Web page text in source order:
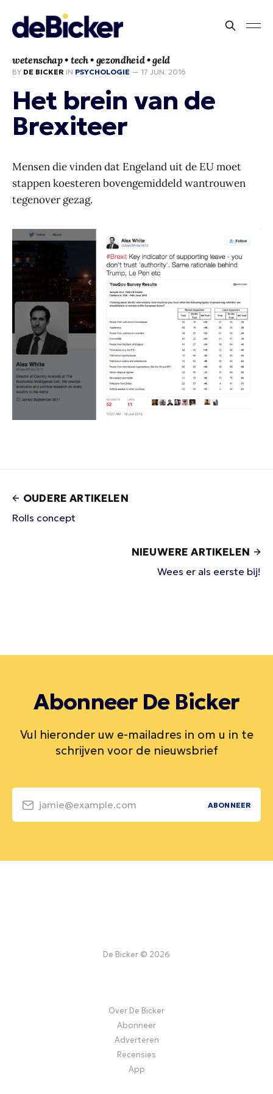
wetenschap • tech • gezondheid • geld
BY DE BICKER IN PSYCHOLOGIE — 17 JUN. 2016
Het brein van de
Brexiteer
Mensen die vinden dat Engeland uit de EU moet
stappen koesteren bovengemiddeld wantrouwen
tegenover gezag.
OUDERE ARTIKELEN
Rolls concept
NIEUWERE ARTIKELEN
Wees er als eerste bij!
Abonneer De Bicker
Vul hieronder uw e-mailadres in om u in te
schrijven voor de nieuwsbrief
jamie@example.com ABONNEER
De Bicker © 2026
Over De Bicker
Abonneer
Adverteren
Recensies
App